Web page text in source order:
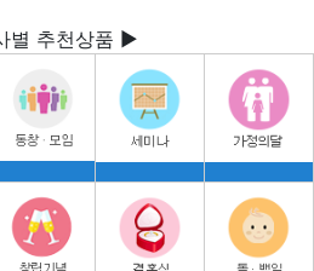
별 추천상품 ▶